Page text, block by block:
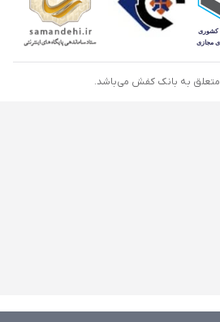
به بانک کفش می‌باشد.